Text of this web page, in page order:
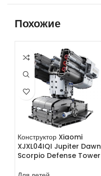
Похожие
Конструктор Xiaomi
XJXL04IQI Jupiter Dawn
Scorpio Defense Tower